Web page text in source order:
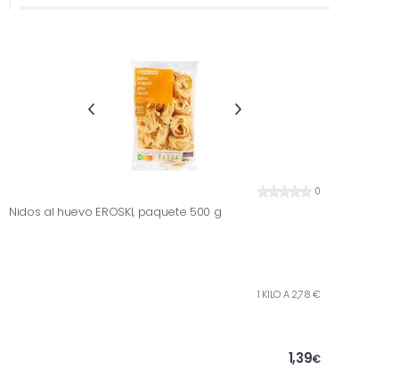
0
Nidos al huevo EROSKI, paquete 500 g
1 KILO A 2,78 €
1,39€